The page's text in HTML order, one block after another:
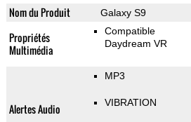
Nom du Produit Galaxy S9
Propriétés
Multimédia
Compatible
Daydream VR
Alertes Audio
MP3
VIBRATION